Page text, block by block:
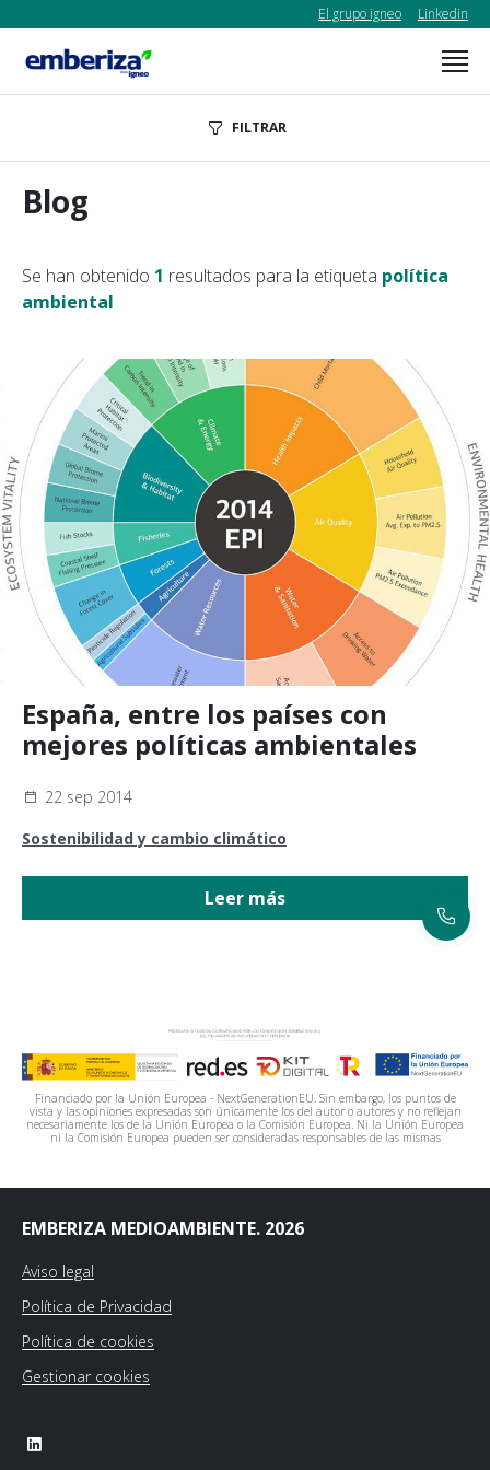
El grupo igneo Linkedin
FILTRAR
Blog
Se han obtenido 1 resultados para la etiqueta política
ambiental
España, entre los países con
mejores políticas ambientales
22 sep 2014
Sostenibilidad y cambio climático
Leer más
Financiado por la Unión Europea - NextGenerationEU. Sin embargo, los puntos de
vista y las opiniones expresadas son únicamente los del autor o autores y no reflejan
necesariamente los de la Unión Europea o la Comisión Europea. Ni la Unión Europea
ni la Comisión Europea pueden ser consideradas responsables de las mismas
EMBERIZA MEDIOAMBIENTE. 2026
Aviso legal
Política de Privacidad
Política de cookies
Gestionar cookies